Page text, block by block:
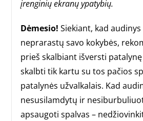
įrenginių ekranų ypatybių.
Dėmesio! Siekiant, kad
neprarastų savo kokybės,
prieš skalbiant išversti
skalbti tik kartu su tos pačios
patalynės užvalkalais. Kad
nesusilamdytų ir
apsaugoti spalvas –